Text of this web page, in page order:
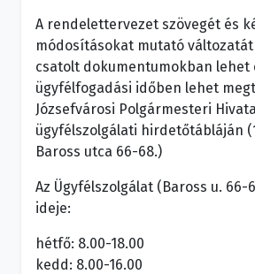
A rendelettervezet szövegét és
módosításokat mutató
csatolt dokumentumokban lehet
ügyfélfogadási időben lehet
Józsefvárosi Polgármesteri
ügyfélszolgálati hirdetőtábláján
Baross utca 66-68.)
Az Ügyfélszolgálat (Baross u.
ideje:
hétfő: 8.00-18.00
kedd: 8.00-16.00